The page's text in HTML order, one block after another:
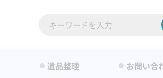
遺品整理 お問い合